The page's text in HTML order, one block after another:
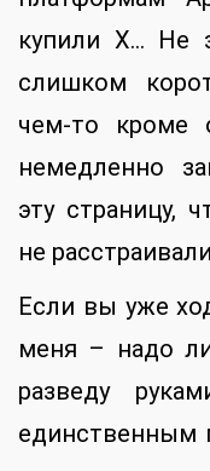
купили X… Не
слишком
чем-то кроме
немедленно
эту страницу,
не
Если вы уже
меня – надо
разведу
единственным